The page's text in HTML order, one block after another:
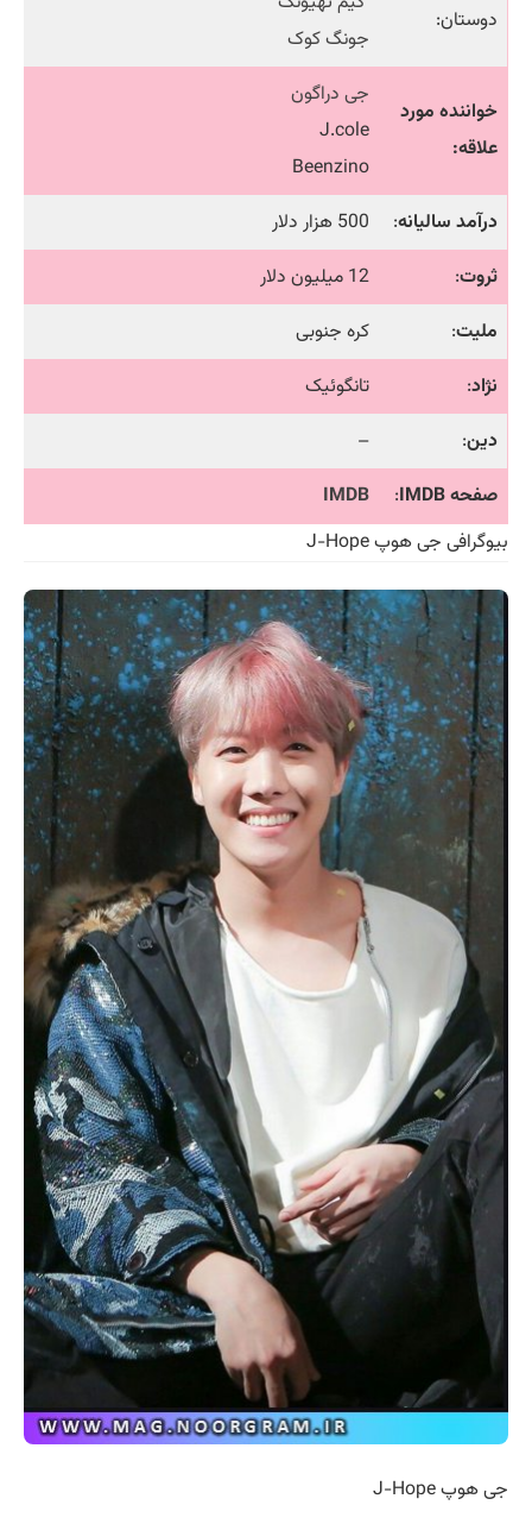
دوستان:
جونگ کوک
خواننده مورد
علاقه:
جی دراگون
J.cole
Beenzino
درآمد سالیانه:
500 هزار دلار
ثروت:
12 میلیون دلار
ملیت:
کره جنوبی
نژاد:
تانگوئیک
دین:
–
صفحه IMDB
:
IMDB
بیوگرافی جی هوپ J-Hope
جی هوپ J-Hope